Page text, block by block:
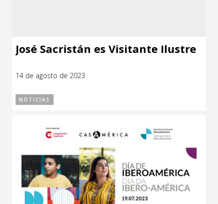
José Sacristán es Visitante Ilustre
14 de agosto de 2023
NOTICIAS